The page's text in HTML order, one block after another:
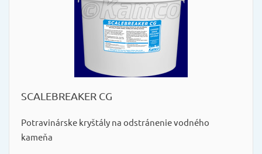
SCALEBREAKER CG
Potravinárske kryštály na odstránenie vodného
kameňa